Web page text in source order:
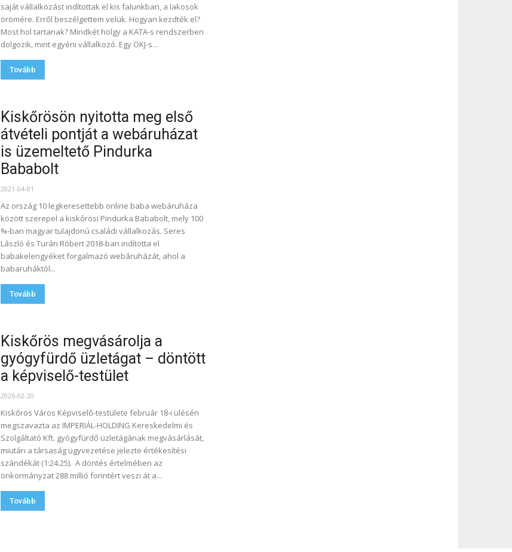
saját vállalkozást indítottak el kis falunkban, a lakosok
örömére. Erről beszélgettem velük. Hogyan kezdték el?
Most hol tartanak? Mindkét hölgy a KATA-s rendszerben
dolgozik, mint egyéni vállalkozó. Egy OKJ-s...
Tovább
Kiskőrösön nyitotta meg első
átvételi pontját a webáruházat
is üzemeltető Pindurka
Bababolt
2021-04-01
Az ország 10 legkeresettebb online baba webáruháza
között szerepel a kiskőrösi Pindurka Bababolt, mely 100
%-ban magyar tulajdonú családi vállalkozás. Seres
László és Turán Róbert 2018-ban indította el
babakelengyéket forgalmazó webáruházát, ahol a
babaruháktól...
Tovább
Kiskőrös megvásárolja a
gyógyfürdő üzletágat – döntött
a képviselő-testület
2026-02-20
Kiskőrös Város Képviselő-testülete február 18-i ülésén
megszavazta az IMPERIÁL-HOLDING Kereskedelmi és
Szolgáltató Kft. gyógyfürdő üzletágának megvásárlását,
miután a társaság ügyvezetése jelezte értékesítési
szándékát (1:24:25). A döntés értelmében az
önkormányzat 288 millió forintért veszi át a...
Tovább